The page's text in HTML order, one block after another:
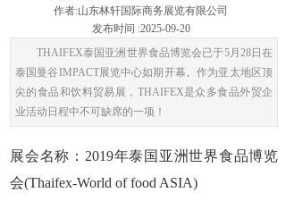
作者:山东林轩国际商务展览有限公司
发布时间 :2025-09-20
THAIFEX泰国亚洲世界食品博览会已于5月28日在
泰国曼谷IMPACT展览中心如期开幕。作为亚太地区顶
尖的食品和饮料贸易展，THAIFEX是众多食品外贸企
业活动日程中不可缺席的一项！
展会名称：2019年泰国亚洲世界食品博览
会(Thaifex-World of food ASIA)